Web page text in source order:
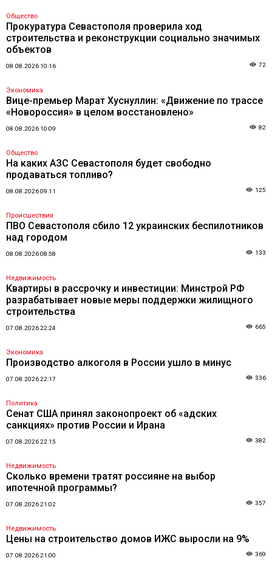
Общество
Прокуратура Севастополя проверила ход
строительства и реконструкции социально значимых
объектов
08.08.2026 10:16 72
Экономика
Вице-премьер Марат Хуснуллин: «Движение по трассе
«Новороссия» в целом восстановлено»
08.08.2026 10:09 82
Общество
На каких АЗС Севастополя будет свободно
продаваться топливо?
08.08.2026 09:11 125
Происшествия
ПВО Севастополя сбило 12 украинских беспилотников
над городом
08.08.2026 08:58 133
Недвижимость
Квартиры в рассрочку и инвестиции: Минстрой РФ
разрабатывает новые меры поддержки жилищного
строительства
07.08.2026 22:24 665
Экономика
Производство алкоголя в России ушло в минус
07.08.2026 22:17 336
Политика
Сенат США принял законопроект об «адских
санкциях» против России и Ирана
07.08.2026 22:15 382
Недвижимость
Сколько времени тратят россияне на выбор
ипотечной программы?
07.08.2026 21:02 357
Недвижимость
Цены на строительство домов ИЖС выросли на 9%
07.08.2026 21:00 369